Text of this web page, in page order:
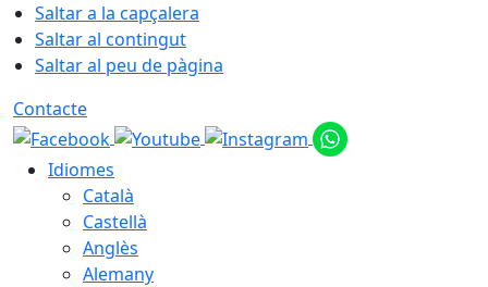
Saltar a la capçalera
Saltar al contingut
Saltar al peu de pàgina
Contacte
Idiomes
Català
Castellà
Anglès
Alemany